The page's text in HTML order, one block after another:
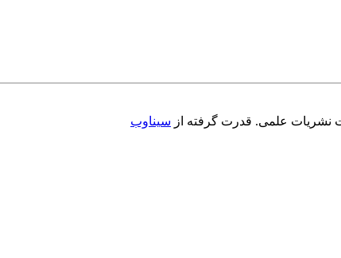
نشریات علمی. قدرت گرفته از سیناوب